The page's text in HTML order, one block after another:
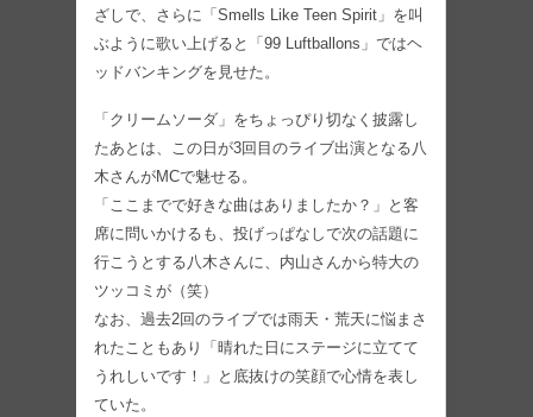
ざしで、さらに「Smells Like Teen Spirit」を叫
ぶように歌い上げると「99 Luftballons」ではヘ
ッドバンキングを見せた。
「クリームソーダ」をちょっぴり切なく披露し
たあとは、この日が3回目のライブ出演となる八
木さんがMCで魅せる。
「ここまでで好きな曲はありましたか？」と客
席に問いかけるも、投げっぱなしで次の話題に
行こうとする八木さんに、内山さんから特大の
ツッコミが（笑）
なお、過去2回のライブでは雨天・荒天に悩まさ
れたこともあり「晴れた日にステージに立てて
うれしいです！」と底抜けの笑顔で心情を表し
ていた。